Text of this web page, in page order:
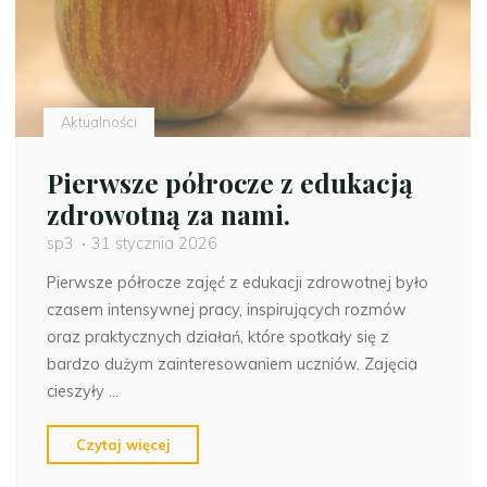
interdyscyplinarne
zajęcia
ramach
zdrowotnej"
Aktualności
Pierwsze półrocze z edukacją
zdrowotną za nami.
sp3
31 stycznia 2026
Pierwsze półrocze zajęć z edukacji zdrowotnej było
czasem intensywnej pracy, inspirujących rozmów
oraz praktycznych działań, które spotkały się z
bardzo dużym zainteresowaniem uczniów. Zajęcia
cieszyły …
Czytaj więcej
półrocze